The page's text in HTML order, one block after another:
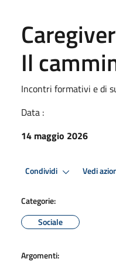
Il
Incontri formativi e di
Data :
14 maggio 2026
Condividi Vedi
Categorie:
Sociale
Argomenti: